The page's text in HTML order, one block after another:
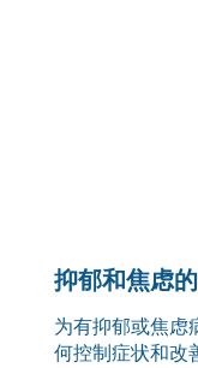
抑郁和焦虑
为有抑郁或焦虑
何控制症状和改